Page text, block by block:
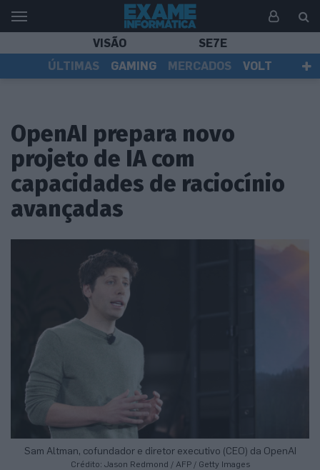
VISÃO
SE7E
ÚLTIMAS
GAMING MERCADOS
VOLT
OpenAI prepara novo
projeto de IA com
capacidades de raciocínio
avançadas
Sam Altman, cofundador e diretor executivo (CEO) da OpenAI
Crédito: Jason Redmond / AFP / Getty Images